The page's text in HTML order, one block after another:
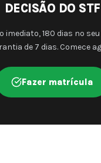
DECISÃO DO STF
imediato, 180 dias no
de 7 dias. Comece
Fazer matrícula